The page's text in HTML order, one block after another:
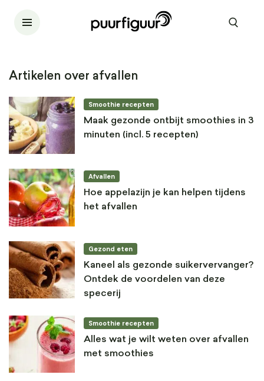
Artikelen over afvallen
Smoothie recepten
Maak gezonde ontbijt smoothies in 3
minuten (incl. 5 recepten)
Afvallen
Hoe appelazijn je kan helpen tijdens
het afvallen
Gezond eten
Kaneel als gezonde suikervervanger?
Ontdek de voordelen van deze
specerij
Smoothie recepten
Alles wat je wilt weten over afvallen
met smoothies